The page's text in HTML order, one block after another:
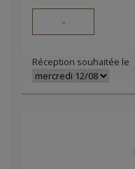
-
Réception souhaitée le